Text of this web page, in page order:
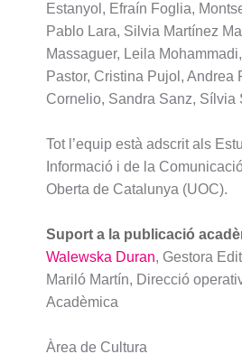
Estanyol, Efraín Foglia,
Pablo Lara, Silvia Martínez
Massaguer, Leila
Pastor, Cristina Pujol, Andrea
Cornelio, Sandra Sanz, Sílvia
Tot l’equip està adscrit als
Informació i de la
Oberta de Catalunya (UOC).
Suport a la publicació
Walewska Duran, Gestora
Mariló Martín, Direcció
Acadèmica
Àrea de Cultura